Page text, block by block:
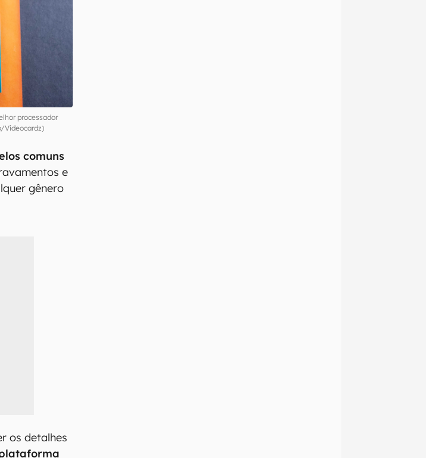
processador
Videocardz)
comuns
e
gênero
os detalhes